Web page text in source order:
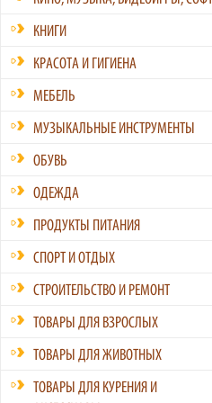
КНИГИ
КРАСОТА И ГИГИЕНА
МЕБЕЛЬ
МУЗЫКАЛЬНЫЕ ИНСТРУМЕНТЫ
ОБУВЬ
ОДЕЖДА
ПРОДУКТЫ ПИТАНИЯ
СПОРТ И ОТДЫХ
СТРОИТЕЛЬСТВО И РЕМОНТ
ТОВАРЫ ДЛЯ ВЗРОСЛЫХ
ТОВАРЫ ДЛЯ ЖИВОТНЫХ
ТОВАРЫ ДЛЯ КУРЕНИЯ И